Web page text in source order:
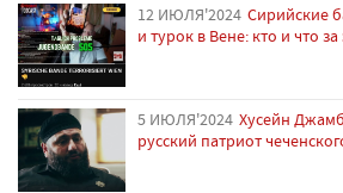
12 ИЮЛЯ'2024 Сирийские
и турок в Вене: кто и что за
5 ИЮЛЯ'2024 Хусейн
русский патриот